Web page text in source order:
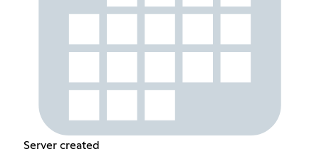
Server created